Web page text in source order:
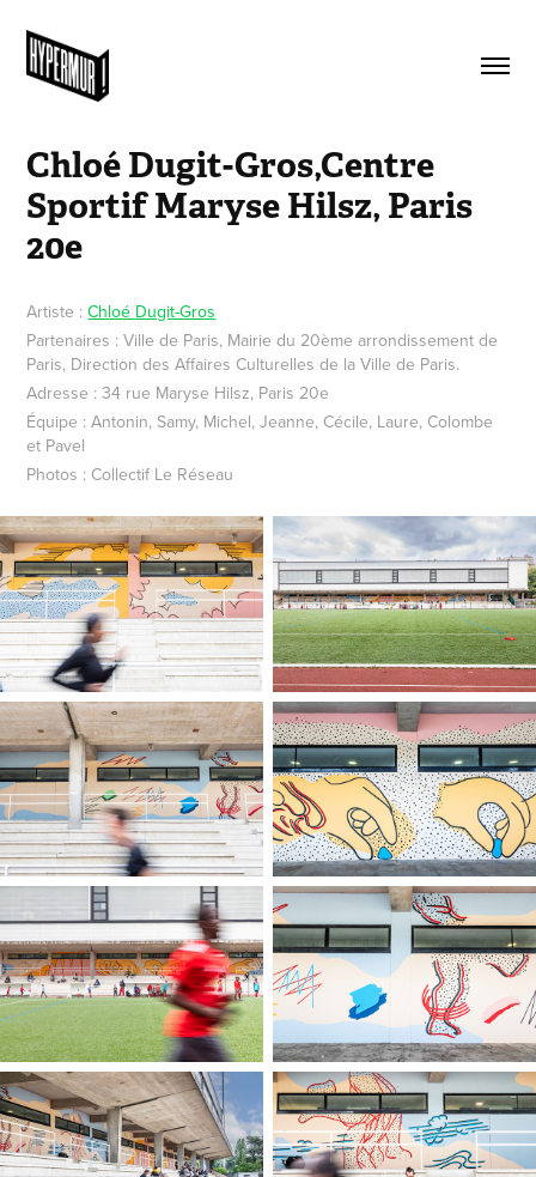
Chloé Dugit-Gros,Centre
Sportif Maryse Hilsz, Paris
20e
Artiste :Chloé Dugit-Gros
Partenaires : Ville de Paris, Mairie du 20ème arrondissement de
Paris, Direction des Affaires Culturelles de la Ville de Paris.
Adresse : 34 rue Maryse Hilsz, Paris 20e
Équipe : Antonin, Samy, Michel, Jeanne, Cécile, Laure, Colombe
et Pavel
Photos : Collectif Le Réseau